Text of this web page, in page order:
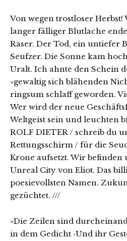
Von wegen trostloser
langer fälliger Blutlache
Raser. Der Tod, ein untiefer
Seufzer. Die Sonne kam
Uralt. Ich ahnte den Schein
»gewaltig sich blähenden
ringsum schlaff geworden.
Wer wird der neue
Weltgeist sein und leuchten
ROLF DIETER / schreib du
Rettungsschirm / für die
Krone aufsetzt. Wir
Unreal City von Eliot. Das
poesievollsten Namen.
gezüchtet. ///
»Die Zeilen sind
in dem Gedicht ›Und ihr